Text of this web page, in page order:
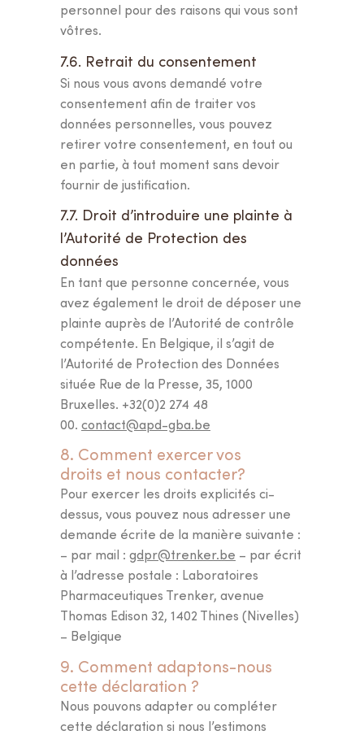
personnel pour des raisons qui vous sont
vôtres.
7.6. Retrait du consentement
Si nous vous avons demandé votre
consentement afin de traiter vos
données personnelles, vous pouvez
retirer votre consentement, en tout ou
en partie, à tout moment sans devoir
fournir de justification.
7.7. Droit d’introduire une plainte à
l’Autorité de Protection des
données
En tant que personne concernée, vous
avez également le droit de déposer une
plainte auprès de l’Autorité de contrôle
compétente. En Belgique, il s’agit de
l’Autorité de Protection des Données
située Rue de la Presse, 35, 1000
Bruxelles. +32(0)2 274 48
00. contact@apd-gba.be
8. Comment exercer vos
droits et nous contacter?
Pour exercer les droits explicités ci-
dessus, vous pouvez nous adresser une
demande écrite de la manière suivante :
– par mail : gdpr@trenker.be – par écrit
à l’adresse postale : Laboratoires
Pharmaceutiques Trenker, avenue
Thomas Edison 32, 1402 Thines (Nivelles)
– Belgique
9. Comment adaptons-nous
cette déclaration ?
Nous pouvons adapter ou compléter
cette déclaration si nous l’estimons